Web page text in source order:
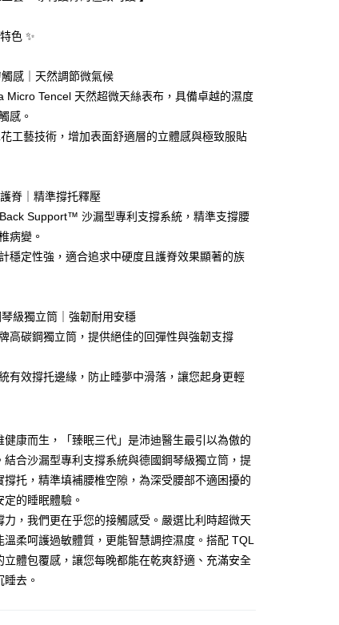
銀行
台中商業銀行
業銀行
華泰商業銀行
永豐商業銀行
行
享後付」】
冊會員、不需綁卡、不需儲值。
後付」結帳流程】
進行簡訊認證並確認金額後，即可完成結帳。
內，您將收到繳費通知簡訊。
知簡訊後14天內，點擊此簡訊中的連結，可透過四大超商
行／等多元方式進行付款，方視為交易完成。
續完成當下不需立刻繳費，但若您需要取消訂單，請聯
。未經商家同意取消之訂單仍視為有效，需透過AFTEE
以「AFTEE先享後付 」之結帳頁面顯示為準，若有關於
繳費後需取消欲退款等相關疑問，請聯繫「AFTEE先享後
https://netprotections.freshdesk.com/support/home
技股份有限公司提供之「AFTEE先享後付」服務完成之
之必要範圍內提供個人資料，並將交易相關給付款項請
科技股份有限公司。
處理事宜，請瀏覽以下網址：
#terms3
者請事先徵得法定代理人或監護人之同意方可使用
」，若未經同意申辦者引起之損失，本公司不負相關責
之上限額度；若仍有額度不足之情形，本公司將視審查
身份認證。
多個帳號或使用他人資訊註冊。若發現惡意使用之情
有限公司將有權停止該用戶之使用額度並採取法律行
指定房間，偏遠地區需外加運費，請加客服line@
後再下單
色 ✨
感｜天然調節微氣候
Micro Tencel 天然超微天絲表布，具備卓越的濕度
感。
工藝技術，增加表面舒適層的立體感與極致服貼
脊｜精準撐托釋壓
Support™ 沙漏型專利支撐系統，精準支撐腰
病變。
穩定性強，適合追求中硬度且護脊效果顯著的族
級獨立筒｜強韌耐用安穩
高碳鋼獨立筒，提供絕佳的回彈性與強韌支撐
有效撐托邊緣，防止睡夢中滑落，讓您起身更輕
健康而生，「臻眠三代」是沛迪醫生最引以為傲的
結合沙漏型專利支撐系統與德國鋼琴級獨立筒，提
撐托，精準填補腰椎空隙，為深受腰部不適困擾的
的睡眠體驗。
力，我們更在乎您的接觸感受。嚴選比利時超微天
溫柔呵護過敏體質，更能智慧調控濕度。搭配 TQL
立體包覆感，讓您每晚都能在乾爽舒適、充滿安全
去。